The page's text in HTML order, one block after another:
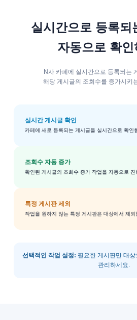
실시간으로 등록되
자동으로 확인
N사 카페에 실시간으로 등록되는
해당 게시글의 조회수를 증가시키
실시간 게시글 확인
카페에 새로 등록되는 게시글을 실시간으로 확인
조회수 자동 증가
확인된 게시글의 조회수 증가 작업을 자동으로 진
특정 게시판 제외
작업을 원하지 않는 특정 게시판은 대상에서 제외
선택적인 작업 설정: 필요한 게시판만 대
관리하세요.